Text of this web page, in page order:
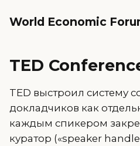
World Economic
TED
TED выстроил систему
докладчиков как
каждым спикером
куратор («speaker